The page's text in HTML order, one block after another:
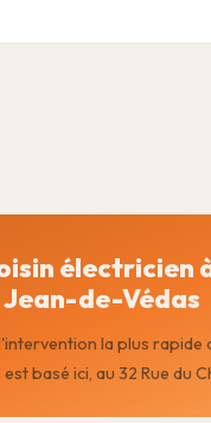
électricien
Jean-de-Védas
la plus rapide
est basé ici, au 32 Rue du